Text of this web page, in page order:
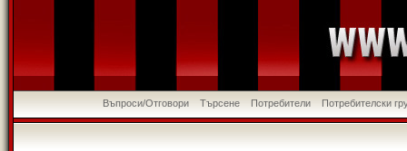
Въпроси/Отговори Търсене Потребители Потребителски